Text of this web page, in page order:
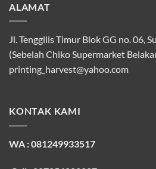
ALAMAT
Jl. Tenggilis Timur Blok GG no. 06,
(Sebelah Chiko Supermarket
printing_harvest@yahoo.com
KONTAK KAMI
WA : 081249933517